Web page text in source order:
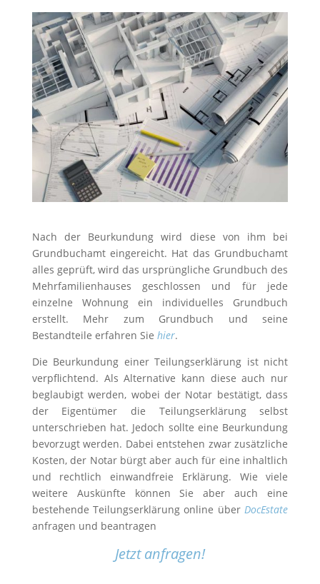
Nach der Beurkundung wird diese von ihm bei
Grundbuchamt eingereicht. Hat das Grundbuchamt
alles geprüft, wird das ursprüngliche Grundbuch des
Mehrfamilienhauses geschlossen und für jede
einzelne Wohnung ein individuelles Grundbuch
erstellt. Mehr zum Grundbuch und seine
Bestandteile erfahren Sie hier.
Die Beurkundung einer Teilungserklärung ist nicht
verpflichtend. Als Alternative kann diese auch nur
beglaubigt werden, wobei der Notar bestätigt, dass
der Eigentümer die Teilungserklärung selbst
unterschrieben hat. Jedoch sollte eine Beurkundung
bevorzugt werden. Dabei entstehen zwar zusätzliche
Kosten, der Notar bürgt aber auch für eine inhaltlich
und rechtlich einwandfreie Erklärung. Wie viele
weitere Auskünfte können Sie aber auch eine
bestehende Teilungserklärung online überDocEstate
anfragen und beantragen
Jetzt anfragen!